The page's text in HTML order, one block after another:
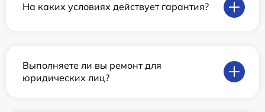
На каких условиях действует гарантия?
Выполняете ли вы ремонт для
юридических лиц?